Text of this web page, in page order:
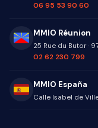
06 95 53 90 60
MMIO Réunion
25 Rue du Butor·
02 62 230 799
MMIO España
Calle Isabel de